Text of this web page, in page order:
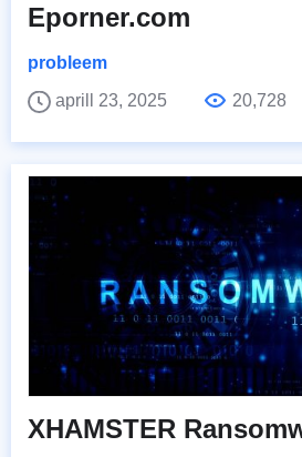
Eporner.com
probleem
aprill 23, 2025
20,728
XHAMSTER